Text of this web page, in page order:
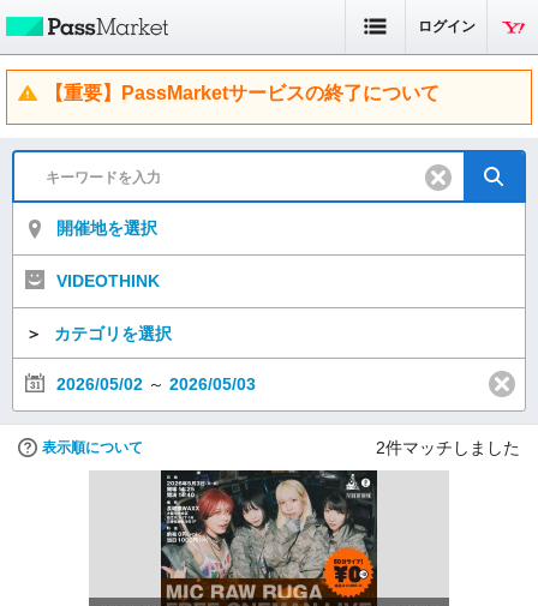
ログイン
【重要】PassMarketサービスの終了について
開催地を選択
VIDEOTHINK
＞ カテゴリを選択
2026/05/02 ～ 2026/05/03
表示順について 2件マッチしました